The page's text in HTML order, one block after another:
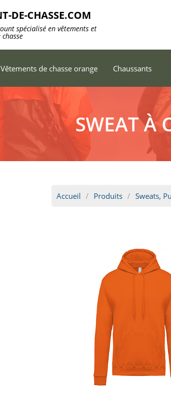
DE-CHASSE.COM
spécialisé en vêtements et
chasse
Vêtements de chasse orange Chaussants
SWEAT À
Accueil Produits Sweats,